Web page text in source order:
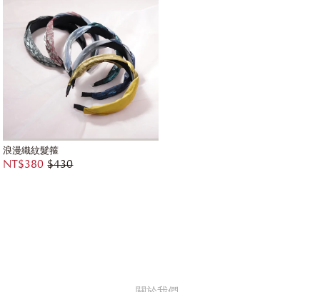
浪漫織紋髮箍
NT$380 $430